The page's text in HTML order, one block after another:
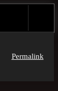
Permalink